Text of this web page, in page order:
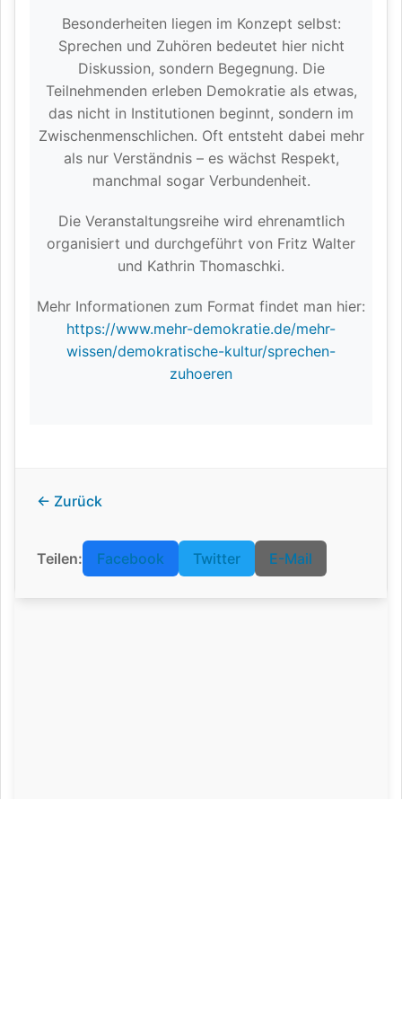
Besonderheiten liegen im Konzept selbst:
Sprechen und Zuhören bedeutet hier nicht
Diskussion, sondern Begegnung. Die
Teilnehmenden erleben Demokratie als etwas,
das nicht in Institutionen beginnt, sondern im
Zwischenmenschlichen. Oft entsteht dabei mehr
als nur Verständnis – es wächst Respekt,
manchmal sogar Verbundenheit.
Die Veranstaltungsreihe wird ehrenamtlich
organisiert und durchgeführt von Fritz Walter
und Kathrin Thomaschki.
Mehr Informationen zum Format findet man hier:
https://www.mehr-demokratie.de/mehr-
wissen/demokratische-kultur/sprechen-
zuhoeren
← Zurück
Teilen: Facebook Twitter E-Mail